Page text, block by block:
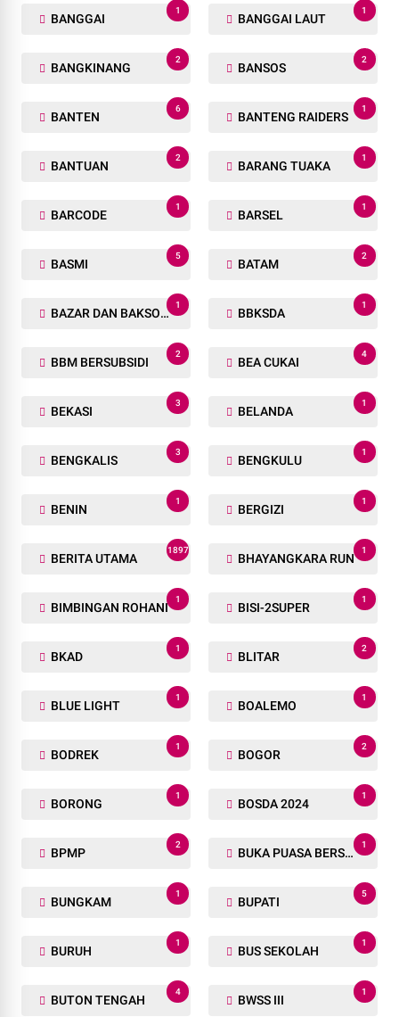
BANGGAI
1
BANGGAI LAUT
1
BANGKINANG
2
BANSOS
2
BANTEN
6
BANTENG RAIDERS
1
BANTUAN
2
BARANG TUAKA
1
BARCODE
1
BARSEL
1
BASMI
5
BATAM
2
BAZAR DAN BAKSOS RAMADHAN
1
BBKSDA
1
BBM BERSUBSIDI
2
BEA CUKAI
4
BEKASI
3
BELANDA
1
BENGKALIS
3
BENGKULU
1
BENIN
1
BERGIZI
1
BERITA UTAMA
1897
BHAYANGKARA RUN
1
BIMBINGAN ROHANI
1
BISI-2SUPER
1
BKAD
1
BLITAR
2
BLUE LIGHT
1
BOALEMO
1
BODREK
1
BOGOR
2
BORONG
1
BOSDA 2024
1
BPMP
2
BUKA PUASA BERSAMA
1
BUNGKAM
1
BUPATI
5
BURUH
1
BUS SEKOLAH
1
BUTON TENGAH
4
BWSS III
1